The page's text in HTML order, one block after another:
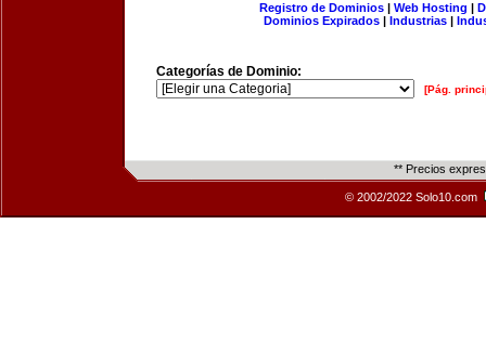
Registro de Dominios| Web Hosting |
Dominios Expirados | Industrias |
Categorías de Dominio:
[Pág.
** Precios
© 2002/2022 Solo10.com